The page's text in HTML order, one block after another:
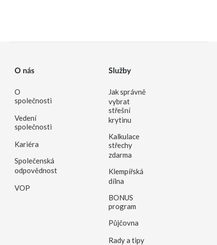
O nás
O
společnosti
Vedení
společnosti
Kariéra
Společenská
odpovědnost
VOP
Služby
Jak správně
vybrat
střešní
krytinu
Kalkulace
střechy
zdarma
Klempířská
dílna
BONUS
program
Půjčovna
Rady a tipy